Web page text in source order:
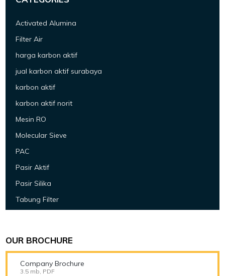
Activated Alumina
Filter Air
harga karbon aktif
jual karbon aktif surabaya
karbon aktif
karbon aktif norit
Mesin RO
Molecular Sieve
PAC
Pasir Aktif
Pasir Silika
Tabung Filter
OUR BROCHURE
Company Brochure
3.5 mb, PDF